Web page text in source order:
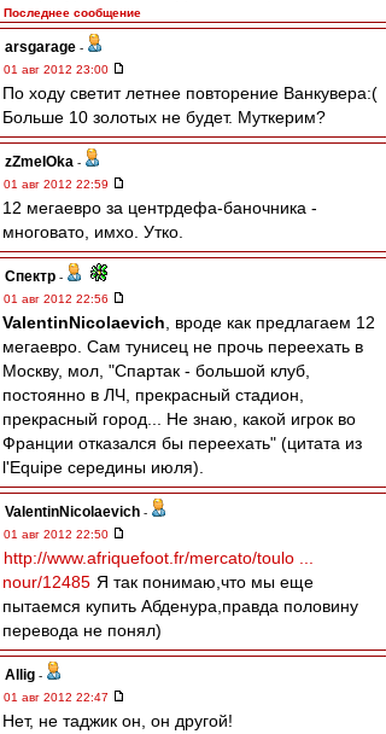
Последнее сообщение
arsgarage -
01 авг 2012 23:00
По ходу светит летнее повторение Ванкувера:(
Больше 10 золотых не будет. Муткерим?
zZmeIOka -
01 авг 2012 22:59
12 мегаевро за центрдефа-баночника -
многовато, имхо. Утко.
Спектр -
01 авг 2012 22:56
ValentinNicolaevich , вроде как предлагаем 12
мегаевро. Сам тунисец не прочь переехать в
Москву, мол, "Спартак - большой клуб,
постоянно в ЛЧ, прекрасный стадион,
прекрасный город... Не знаю, какой игрок во
Франции отказался бы переехать" (цитата из
l'Equipe середины июля).
ValentinNicolaevich -
01 авг 2012 22:50
http://www.afriquefoot.fr/mercato/toulo ...
nour/12485 Я так понимаю,что мы еще
пытаемся купить Абденура,правда половину
перевода не понял)
Allig -
01 авг 2012 22:47
Нет, не таджик он, он другой!